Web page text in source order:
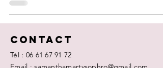
Contact
Tél : 06 61 67 91 72